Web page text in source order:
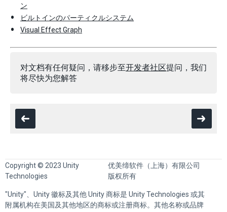
ン
ビルトインのパーティクルシステム
Visual Effect Graph
对文档有任何疑问，请移步至开发者社区提问，我们
将尽快为您解答
Copyright © 2023 Unity
Technologies
优美缔软件（上海）有限公司
版权所有
"Unity"、Unity 徽标及其他 Unity 商标是 Unity Technologies 或其
附属机构在美国及其他地区的商标或注册商标。其他名称或品牌